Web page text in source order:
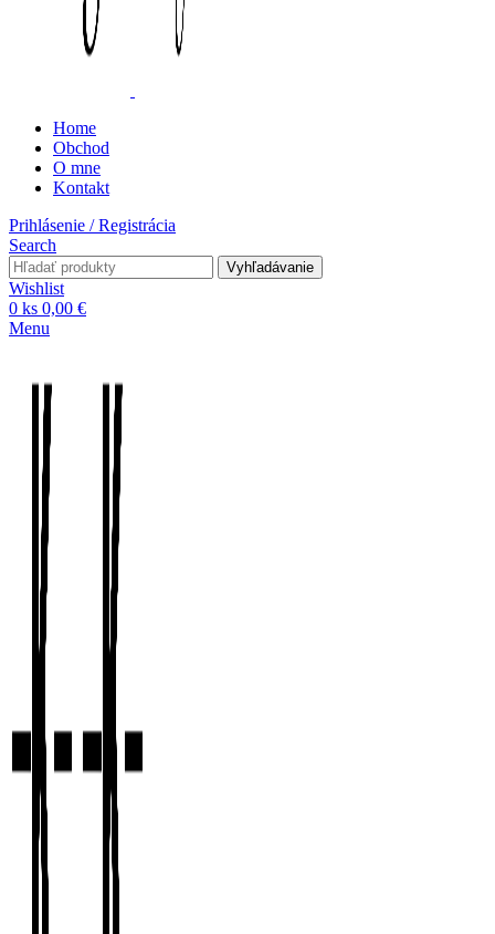
Home
Obchod
O mne
Kontakt
Prihlásenie / Registrácia
Search
Vyhľadávanie
Wishlist
0 ks 0,00 €
Menu